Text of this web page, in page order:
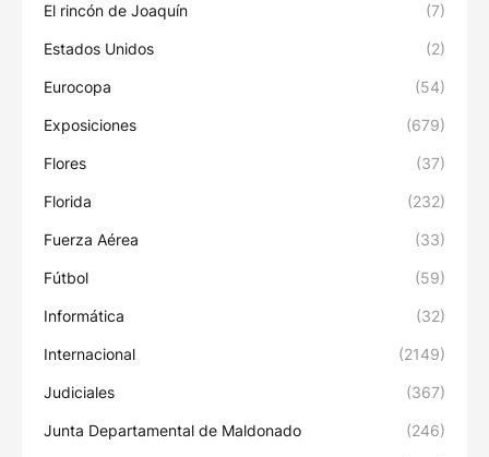
El rincón de Joaquín (7)
Estados Unidos (2)
Eurocopa (54)
Exposiciones (679)
Flores (37)
Florida (232)
Fuerza Aérea (33)
Fútbol (59)
Informática (32)
Internacional (2149)
Judiciales (367)
Junta Departamental de Maldonado (246)